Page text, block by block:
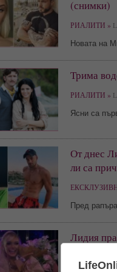
(снимки)
РИАЛИТИ »
Новата на
Трима
РИАЛИТИ »
Ясни са
От днес
ли са
Пред
Лидия